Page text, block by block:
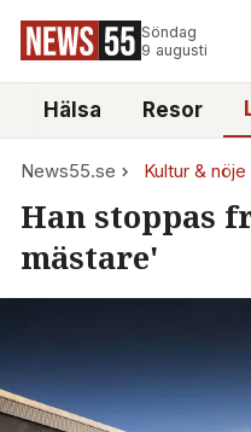
Söndag
9 augusti
Hälsa Resor
News55.se Kultur & nöje
Han stoppas
mästare'